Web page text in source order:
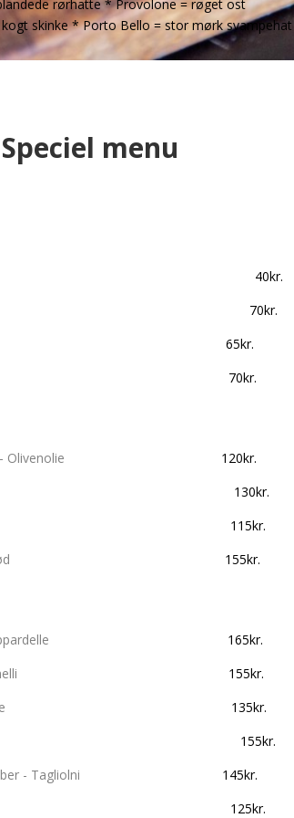
rørhatte * Provolone = røget ost
skinke * Porto Bello = stor mørk svampehat
Speciel menu
pesto 70kr.
- Selleri - Gulerod65kr.
- Olivenolie 70kr.
- Basilikum - Olivenolie
120kr.
- Kapres 130kr.
løg 115kr.
- Oste - Brød 155kr.
- Pappardelle 165kr.
155kr.
- Kartofler - Trofie 135kr.
- Parmesan 155kr.
- Tagliolni 145kr.
- Tagliolini 125kr.